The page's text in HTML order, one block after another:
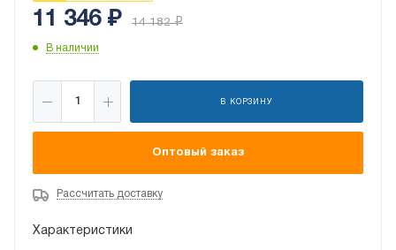
11 346₽ 14 182₽
В наличии
В КОРЗИНУ
Оптовый заказ
Рассчитать доставку
Характеристики